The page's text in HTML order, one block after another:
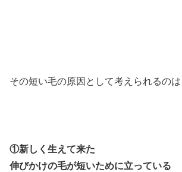
その短い毛の原因として考えられるのは
①新しく生えて来た
伸びかけの毛が短いために立っている